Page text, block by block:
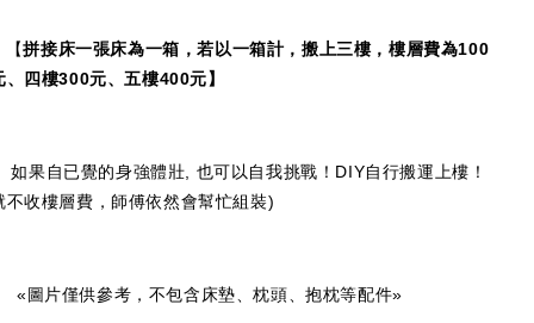
拼接床一張床為一箱，若以一箱計，搬上三樓，樓層費為100
、四樓300元、五樓400元】
果自已覺的身強體壯, 也可以自我挑戰！DIY自行搬運上樓！
不收樓層費，師傅依然會幫忙組裝)
片僅供參考，不包含床墊、枕頭、抱枕等配件»